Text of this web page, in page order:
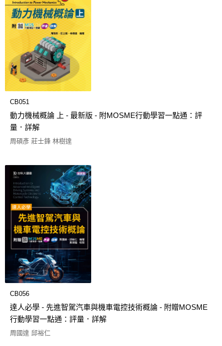
CB051
動力機械概論 上 - 最新版 - 附MOSME行動學習一點通：評
量．詳解
周碩彥 莊士鋒 林樹達
CB056
達人必學 - 先進智駕汽車與機車電控技術概論 - 附贈MOSME
行動學習一點通：評量．詳解
周國達 邱裕仁